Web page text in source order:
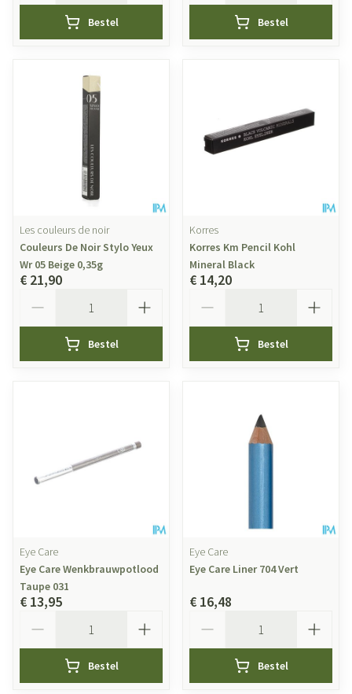
Bestel Bestel
Les couleurs de noir
Couleurs De Noir Stylo Yeux
Wr 05 Beige 0,35g
€ 21,90
Bestel
Korres
Korres Km Pencil Kohl
Mineral Black
€ 14,20
Bestel
Eye Care
Eye Care Wenkbrauwpotlood
Taupe 031
€ 13,95
Bestel
Eye Care
Eye Care Liner 704 Vert
€ 16,48
Bestel